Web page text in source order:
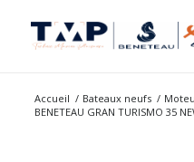
Accueil / Bateaux neufs /
BENETEAU GRAN TURISMO 35